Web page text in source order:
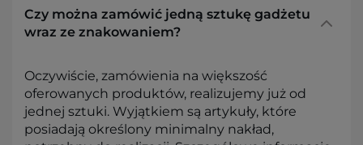
Czy można zamówić jedną sztukę gadżetu
wraz ze znakowaniem?
Oczywiście, zamówienia na większość
oferowanych produktów, realizujemy już od
jednej sztuki. Wyjątkiem są artykuły, które
posiadają określony minimalny nakład,